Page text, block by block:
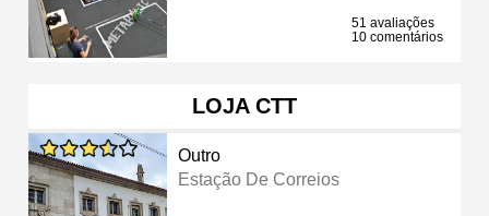
51 avaliações
10 comentários
LOJA CTT
Outro
Estação De Correios